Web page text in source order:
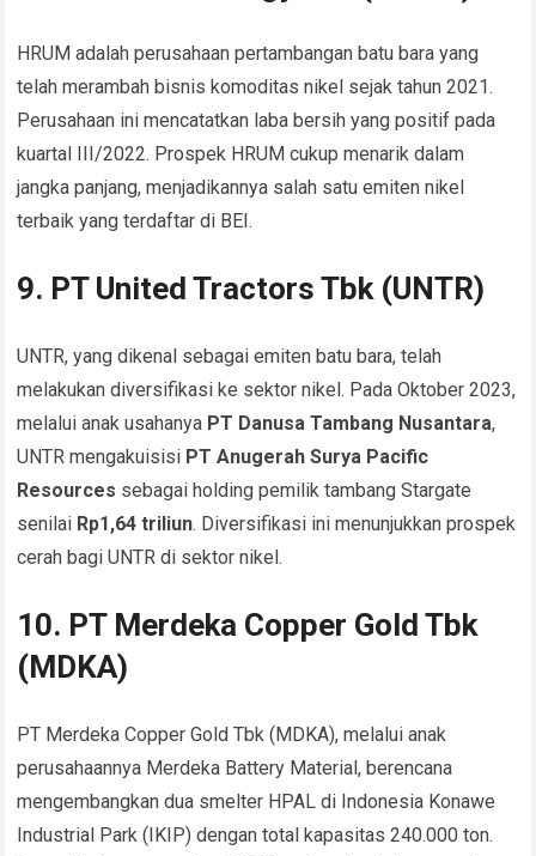
HRUM adalah perusahaan pertambangan batu bara yang
telah merambah bisnis komoditas nikel sejak tahun 2021.
Perusahaan ini mencatatkan laba bersih yang positif pada
kuartal III/2022. Prospek HRUM cukup menarik dalam
jangka panjang, menjadikannya salah satu emiten nikel
terbaik yang terdaftar di BEI.
9. PT United Tractors Tbk (UNTR)
UNTR, yang dikenal sebagai emiten batu bara, telah
melakukan diversifikasi ke sektor nikel. Pada Oktober 2023,
melalui anak usahanya PT Danusa Tambang Nusantara,
UNTR mengakuisisi PT Anugerah Surya Pacific
Resources sebagai holding pemilik tambang Stargate
senilai Rp1,64 triliun. Diversifikasi ini menunjukkan prospek
cerah bagi UNTR di sektor nikel.
10. PT Merdeka Copper Gold Tbk
(MDKA)
PT Merdeka Copper Gold Tbk (MDKA), melalui anak
perusahaannya Merdeka Battery Material, berencana
mengembangkan dua smelter HPAL di Indonesia Konawe
Industrial Park (IKIP) dengan total kapasitas 240.000 ton.